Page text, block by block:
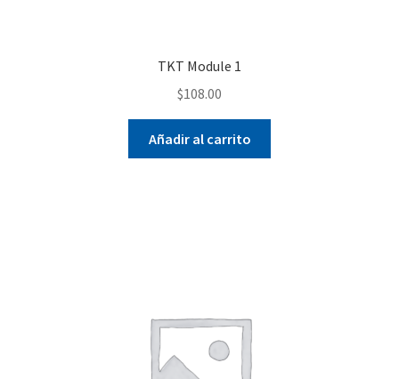
TKT Module 1
$108.00
Añadir al carrito